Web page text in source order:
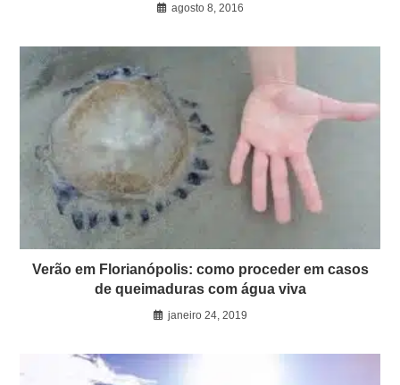
agosto 8, 2016
Verão em Florianópolis: como proceder em casos
de queimaduras com água viva
janeiro 24, 2019